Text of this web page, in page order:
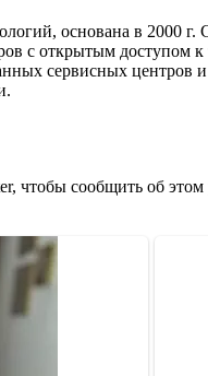
основана в 2000
с открытым доступом
сервисных
чтобы сообщить об этом